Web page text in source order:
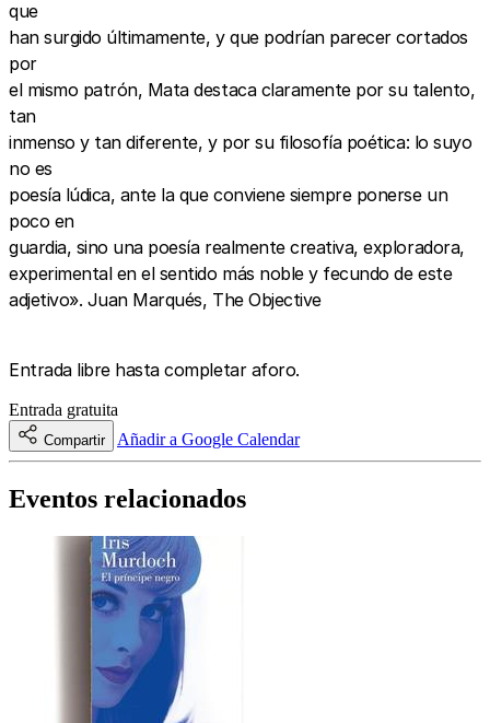
que
han surgido últimamente, y que podrían parecer cortados
por
el mismo patrón, Mata destaca claramente por su talento,
tan
inmenso y tan diferente, y por su filosofía poética: lo suyo
no es
poesía lúdica, ante la que conviene siempre ponerse un
poco en
guardia, sino una poesía realmente creativa, exploradora,
experimental en el sentido más noble y fecundo de este
adjetivo». Juan Marqués, The Objective
Entrada libre hasta completar aforo.
Entrada gratuita
Compartir Añadir a Google Calendar
Eventos relacionados